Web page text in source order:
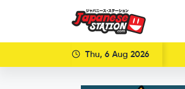
Thu, 6 Aug 2026